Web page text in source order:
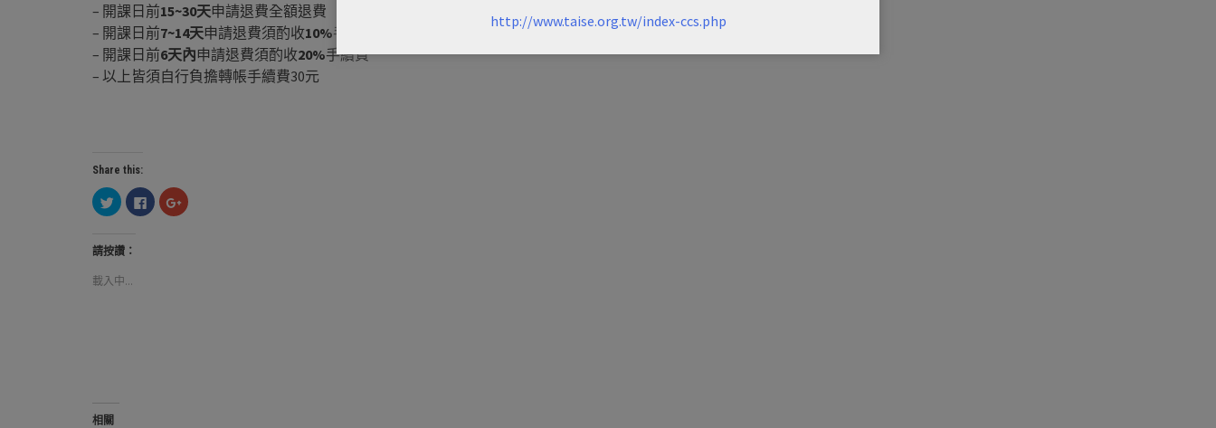
– 開課日前15~30天申請退費全額退費
– 開課日前7~14天申請退費須酌收10%手續費
– 開課日前6天內申請退費須酌收20%手續費
– 以上皆須自行負擔轉帳手續費30元
Share this:
分
享
新
視
中
開
按
一
按
一
請按讚：
載入中...
相關
http://www.taise.org.tw/index-ccs.php